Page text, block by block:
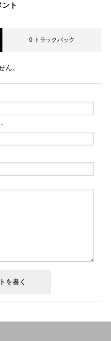
ント
0 トラックバック
ん。
-